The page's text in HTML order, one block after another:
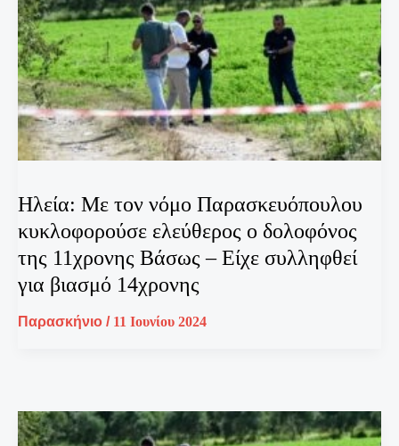
Ηλεία: Με τον νόμο Παρασκευόπουλου
κυκλοφορούσε ελεύθερος ο δολοφόνος
της 11χρονης Βάσως – Είχε συλληφθεί
για βιασμό 14χρονης
Παρασκήνιο / 11 Ιουνίου 2024